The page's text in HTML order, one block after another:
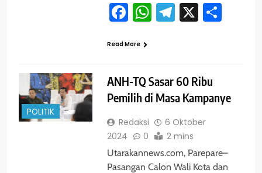
Facebook
WhatsApp
Telegram
X
Read More
POLITIK
ANH-TQ Sasar 60 Ribu
Pemilih di Masa Kampanye
Redaksi
6 Oktober
2024
0 2 mins
Utarakannews.com, Parepare–
Pasangan Calon Wali Kota dan